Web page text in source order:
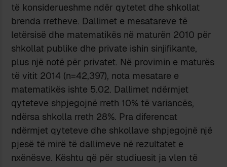
të konsiderueshme ndër qytetet dhe shkollat
brenda rretheve. Dallimet e mesatareve të
letërsisë dhe matematikës në maturën 2010 për
shkollat publike dhe private ishin sinjifikante,
plus një notë për privatet. Në provimin e maturës
të vitit 2014 (n=42,397), nota mesatare e
matematikës ishte 5.02. Dallimet ndërmjet
qyteteve shpjegojnë rreth 10% të variancës,
ndërsa shkolla rreth 28%. Pra diferencat
ndërmjet qyteteve dhe shkollave shpjegojnë një
pjesë të mirë të dallimeve në rezultatet e
nxënësve. Kështu që për studiuesit ja vlen të